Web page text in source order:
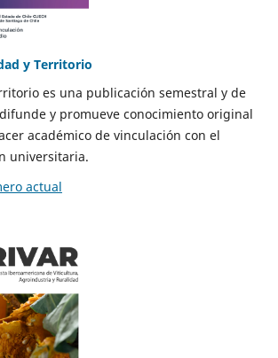
y Territorio
es una publicación semestral y de
y promueve conocimiento original
académico de vinculación con el
universitaria.
actual